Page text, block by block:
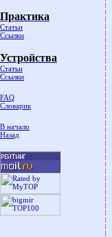
Практика
Статьи
Ссылки
Устройства
Статьи
Ссылки
FAQ
Словарик
В начало
Назад